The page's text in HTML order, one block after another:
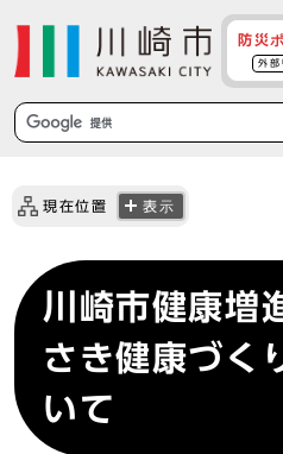
防災
外部
現在位置 表示
川崎市健康増
さき健康づく
いて